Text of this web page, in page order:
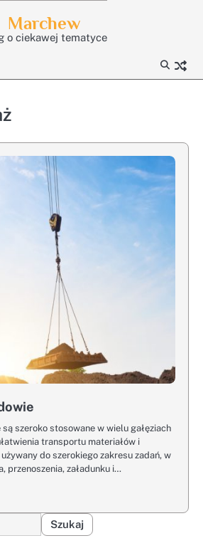
Marchew
o ciekawej tematyce
szeroko stosowane w wielu gałęziach
transportu materiałów i
do szerokiego zakresu zadań, w
przenoszenia, załadunku i…